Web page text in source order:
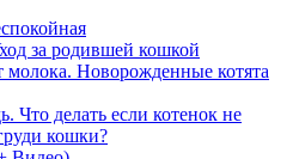
за родившей кошкой
Новорожденные котята
Что делать если котенок не
кошки?